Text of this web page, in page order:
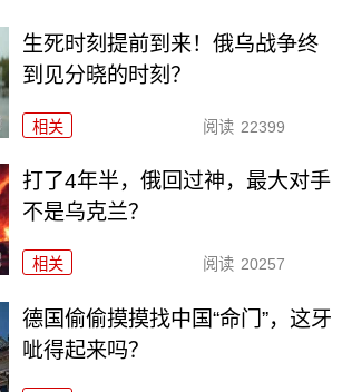
生死时刻提前到来！俄乌战争终
到见分晓的时刻？
相关 阅读 22399
打了4年半，俄回过神，最大对手
不是乌克兰？
相关 阅读 20257
德国偷偷摸摸找中国“命门”，这牙
呲得起来吗？